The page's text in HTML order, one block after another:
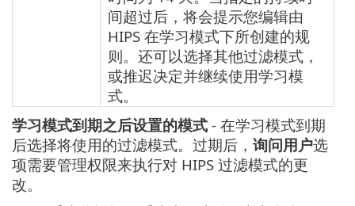
间超过后，将会提示您编辑由
HIPS 在学习模式下所创建的规
则。还可以选择其他过滤模式，
或推迟决定并继续使用学习模
式。
学习模式到期之后设置的模式 - 在学习模式到期
后选择将使用的过滤模式。过期后， 询问用户选
项需要管理权限来执行对 HIPS 过滤模式的更
改。